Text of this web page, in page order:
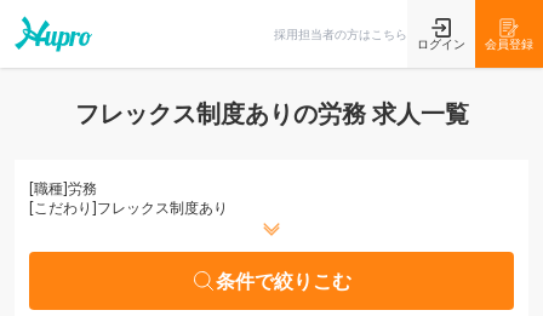
採用担当者の方はこちら
ログイン 会員登録
フレックス制度ありの労務 求人一覧
[職種]労務
[こだわり] フレックス制度あり
条件で絞りこむ